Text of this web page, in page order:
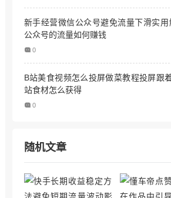
新手经营微信公众号避免流量下滑实用
公众号的流量如何赚钱
0
B站美食视频怎么投屏做菜教程投屏跟
站食材怎么获得
0
随机文章